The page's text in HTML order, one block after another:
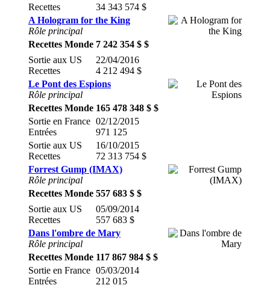
Recettes
34 343 574 $
A Hologram for the King
Rôle principal
Recettes Monde 7 242 354 $ $
Sortie aux US
Recettes
22/04/2016
4 212 494 $
Le Pont des Espions
Rôle principal
Recettes Monde 165 478 348 $ $
Sortie en France
Entrées
02/12/2015
971 125
Sortie aux US
Recettes
16/10/2015
72 313 754 $
Forrest Gump (IMAX)
Rôle principal
Recettes Monde 557 683 $ $
Sortie aux US
Recettes
05/09/2014
557 683 $
Dans l'ombre de Mary
Rôle principal
Recettes Monde 117 867 984 $ $
Sortie en France
Entrées
05/03/2014
212 015